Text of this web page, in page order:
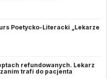
Poetycko-Literacki „Lekarze
refundowanych. Lekarz
trafi do pacjenta